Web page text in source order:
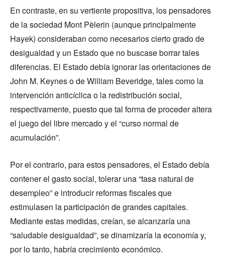
En contraste, en su vertiente propositiva, los pensadores
de la sociedad Mont Pèlerin (aunque principalmente
Hayek) consideraban como necesarios cierto grado de
desigualdad y un Estado que no buscase borrar tales
diferencias. El Estado debía ignorar las orientaciones de
John M. Keynes o de William Beveridge, tales como la
intervención anticíclica o la redistribución social,
respectivamente, puesto que tal forma de proceder altera
el juego del libre mercado y el “curso normal de
acumulación”.
Por el contrario, para estos pensadores, el Estado debía
contener el gasto social, tolerar una “tasa natural de
desempleo” e introducir reformas fiscales que
estimulasen la participación de grandes capitales.
Mediante estas medidas, creían, se alcanzaría una
“saludable desigualdad”, se dinamizaría la economía y,
por lo tanto, habría crecimiento económico.